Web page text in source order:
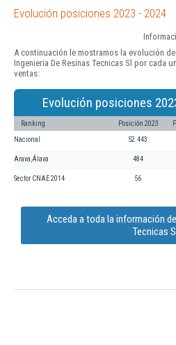
Evolución posiciones 2023 - 2024
A continuación le mostramos la evolución
Ingenieria De Resinas Tecnicas Sl por cada
ventas:
Evolución posiciones
Ranking Posición 2023
Nacional 52.443
Arava,Álava 484
Sector CNAE 2014 56
Acceda a toda la información
Tecnicas